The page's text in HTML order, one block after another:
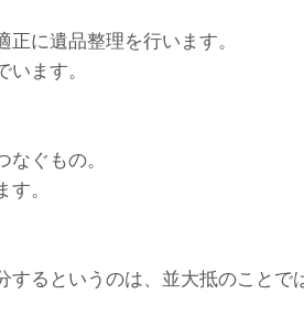
に遺品整理を行います。
ます。
ぐもの。
。
るというのは、並大抵のことで